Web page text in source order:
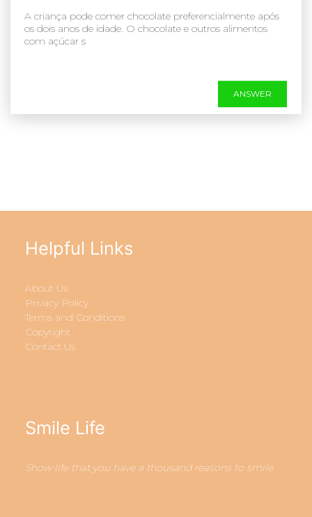
A criança pode comer chocolate preferencialmente após
os dois anos de idade. O chocolate e outros alimentos
com açúcar s
ANSWER
Helpful Links
About Us
Privacy Policy
Terms and Conditions
Copyright
Contact Us
Smile Life
Show life that you have a thousand reasons to smile